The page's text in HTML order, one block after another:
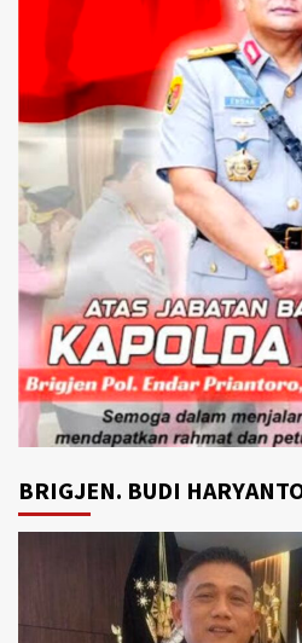
BRIGJEN. BUDI